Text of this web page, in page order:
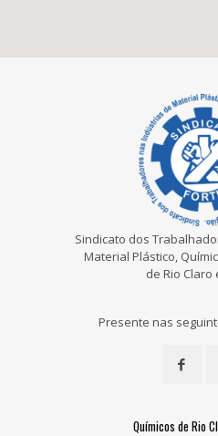
Sindicato dos
Material Plástico,
de Rio Claro
Presente nas
Químicos de Rio